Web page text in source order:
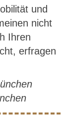
und
nicht
Ihren
erfragen